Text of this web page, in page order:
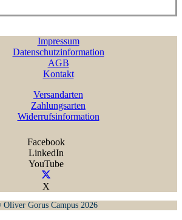
Impressum
Datenschutzinformation
AGB
Kontakt
Versandarten
Zahlungsarten
Widerrufsinformation
Facebook
LinkedIn
YouTube
X
Gorus Campus 2026